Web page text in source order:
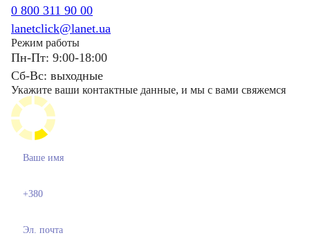
0 800 311 90 00
lanetclick@lanet.ua
Режим работы
Пн-Пт: 9:00-18:00
Сб-Вс: выходные
Укажите ваши контактные данные, и мы с вами свяжемся